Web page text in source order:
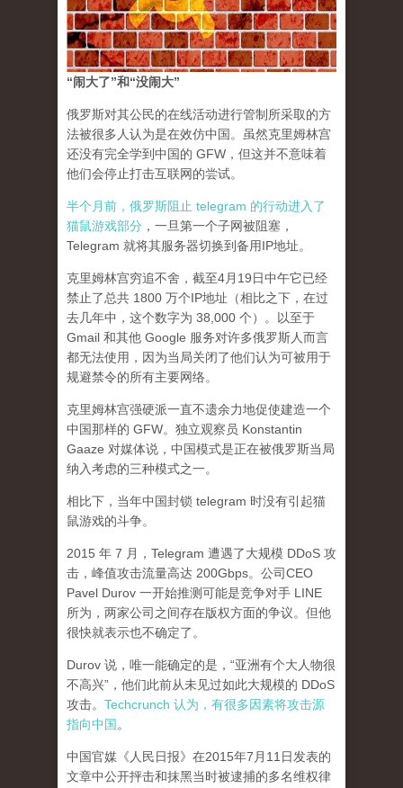
“闹大了”和“没闹大”
俄罗斯对其公民的在线活动进行管制所采取的方
法被很多人认为是在效仿中国。虽然克里姆林宫
还没有完全学到中国的 GFW，但这并不意味着
他们会停止打击互联网的尝试。
半个月前，俄罗斯阻止 telegram 的行动进入了
猫鼠游戏部分 ，一旦第一个子网被阻塞，
Telegram 就将其服务器切换到备用IP地址。
克里姆林宫穷追不舍，截至4月19日中午它已经
禁止了总共 1800 万个IP地址（相比之下，在过
去几年中，这个数字为 38,000 个）。以至于
Gmail 和其他 Google 服务对许多俄罗斯人而言
都无法使用，因为当局关闭了他们认为可被用于
规避禁令的所有主要网络。
克里姆林宫强硬派一直不遗余力地促使建造一个
中国那样的 GFW。独立观察员 Konstantin
Gaaze 对媒体说，中国模式是正在被俄罗斯当局
纳入考虑的三种模式之一。
相比下，当年中国封锁 telegram 时没有引起猫
鼠游戏的斗争。
2015 年 7 月，Telegram 遭遇了大规模 DDoS 攻
击，峰值攻击流量高达 200Gbps。公司CEO
Pavel Durov 一开始推测可能是竞争对手 LINE
所为，两家公司之间存在版权方面的争议。但他
很快就表示也不确定了。
Durov 说，唯一能确定的是，“亚洲有个大人物很
不高兴”，他们此前从未见过如此大规模的 DDoS
攻击。 Techcrunch 认为，有很多因素将攻击源
指向中国 。
中国官媒《人民日报》在2015年7月11日发表的
文章中公开抨击和抹黑当时被逮捕的多名维权律